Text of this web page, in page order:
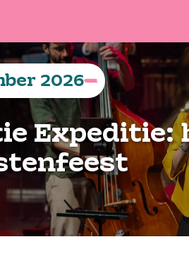
2026
Expeditie: